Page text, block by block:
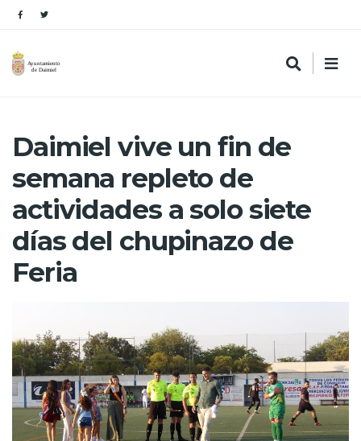
Daimiel vive un fin de
semana repleto de
actividades a solo siete
días del chupinazo de
Feria